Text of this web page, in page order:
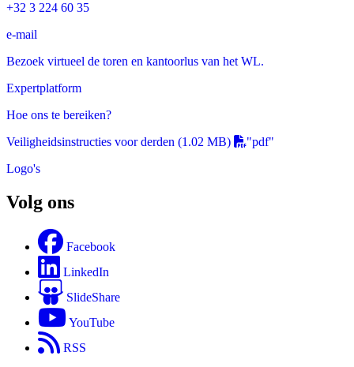
+32 3 224 60 35
e-mail
Bezoek virtueel de toren en kantoorlus van het WL.
Expertplatform
Hoe ons te bereiken?
Veiligheidsinstructies voor derden (1.02 MB)
"pdf"
Logo's
Volg ons
Facebook
LinkedIn
SlideShare
YouTube
RSS